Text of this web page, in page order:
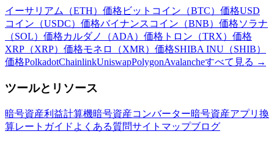
イーサリアム（ETH）価格 ビットコイン（BTC）価格USD
コイン（USDC）価格バイナンスコイン（BNB）価格ソラナ
（SOL）価格カルダノ（ADA）価格 トロン（TRX）価格
XRP（XRP）価格モネロ（XMR）価格SHIBA INU（SHIB）
価格PolkadotChainlinkUniswapPolygonAvalancheすべて見る →
ツールとリソース
暗号資産利益計算機暗号資産コンバーター暗号資産アプリ 換
算レート ガイド よくある質問サイトマップブログ